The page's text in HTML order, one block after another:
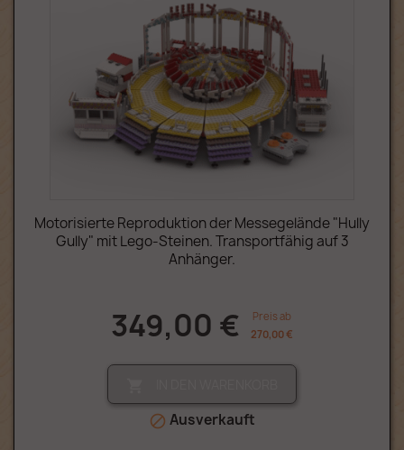
Motorisierte Reproduktion der Messegelände "Hully
Gully" mit Lego-Steinen. Transportfähig auf 3
Anhänger.
349,00 €
Preis ab
270,00 €
 Ausverkauft